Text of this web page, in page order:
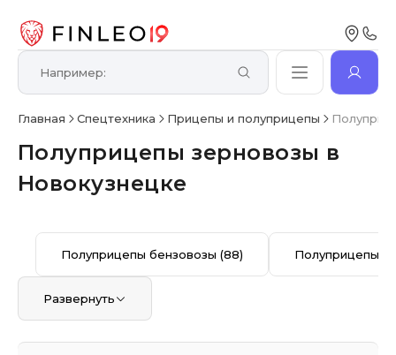
Главная Спецтехника Прицепы и полуприцепы
Полуприцепы зерновозы в
Новокузнецке
Полуприцепы бензовозы(88) Полуприцепы
Развернуть